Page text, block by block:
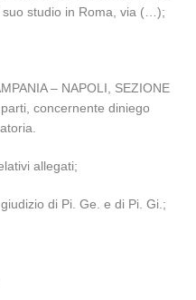
studio in Roma, via (…);
– NAPOLI, SEZIONE
concernente diniego
allegati;
di Pi. Ge. e di Pi. Gi.;